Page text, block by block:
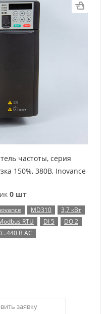
150%, 380B, Inovance
0 шт
MD310
3,7 кВт
RTU DI 5
DO 2
В AC
заявку